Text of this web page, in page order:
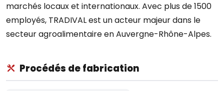
marchés locaux et internationaux. Avec plus de 1500
employés, TRADIVAL est un acteur majeur dans le
secteur agroalimentaire en Auvergne-Rhône-Alpes.
Procédés de fabrication